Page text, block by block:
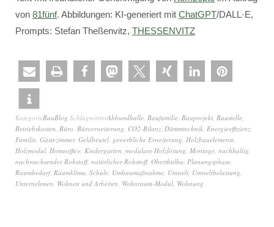
von 81fünf. Abbildungen: KI-generiert mit ChatGPT/DALL·E,
Prompts: Stefan Theßenvitz, THESSENVITZ
KategorieBauBlog SchlagwörterAbbundhalle, Baufamilie, Bauprojekt, Baustelle,
Betriebskosten, Büro, Büroerweiterung, CO2-Bilanz, Dämmtechnik, Energieeffizienz,
Familie, Gästezimmer, Geldbeutel, gewerbliche Erweiterung, Holzbauelemente,
Holzmodul, Homeoffice, Kindergarten, modulare Holzlösung, Montage, nachhaltig,
nachwachsender Rohstoff, natürlicher Rohstoff, Oberthulba, Planungsphase,
Raumbedarf, Raumklima, Schule, Umbaumaßnahme, Umwelt, Umweltbelastung,
Unternehmen, Wohnen und Arbeiten, Wohnraum-Modul, Wohnung